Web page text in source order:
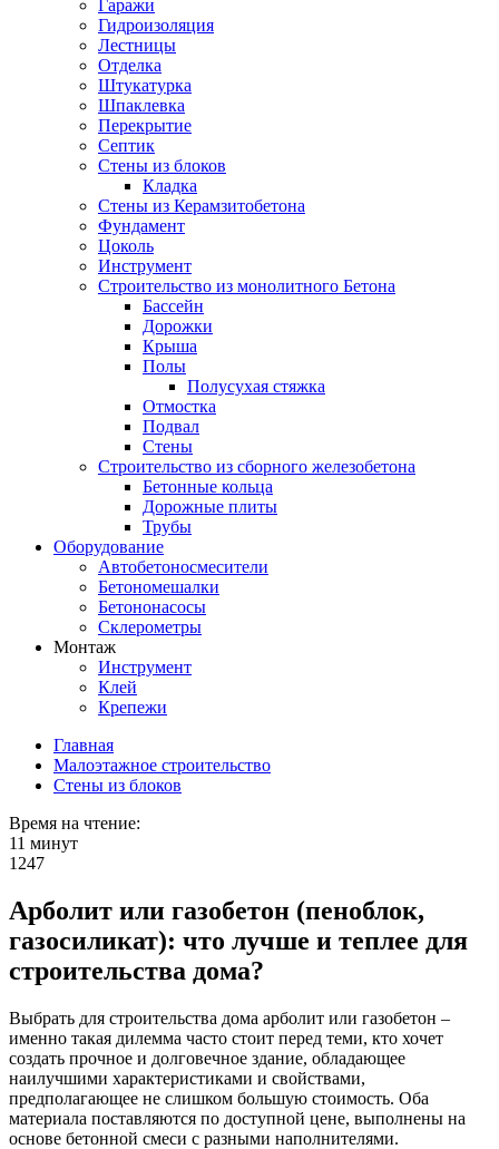
Гаражи
Гидроизоляция
Лестницы
Отделка
Штукатурка
Шпаклевка
Перекрытие
Септик
Стены из блоков
Кладка
Стены из Керамзитобетона
Фундамент
Цоколь
Инструмент
Строительство из монолитного Бетона
Бассейн
Дорожки
Крыша
Полы
Полусухая стяжка
Отмостка
Подвал
Стены
Строительство из сборного железобетона
Бетонные кольца
Дорожные плиты
Трубы
Оборудование
Автобетоносмесители
Бетономешалки
Бетононасосы
Склерометры
Монтаж
Инструмент
Клей
Крепежи
Главная
Малоэтажное строительство
Стены из блоков
Время на чтение:
11 минут
1247
Арболит или газобетон (пеноблок,
газосиликат): что лучше и теплее для
строительства дома?
Выбрать для строительства дома арболит или газобетон –
именно такая дилемма часто стоит перед теми, кто хочет
создать прочное и долговечное здание, обладающее
наилучшими характеристиками и свойствами,
предполагающее не слишком большую стоимость. Оба
материала поставляются по доступной цене, выполнены на
основе бетонной смеси с разными наполнителями.